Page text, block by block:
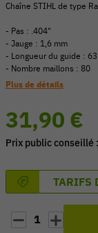
V
Chaîne STIHL de type
- Pas : .404"
- Jauge : 1,6 mm
- Longueur du guide :
- Nombre maillons : 80
Plus de détails
31,90 €
Prix public conseillé :
TARIFS
1